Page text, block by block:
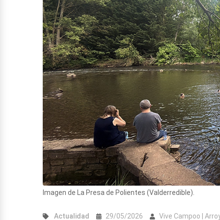
Imagen de La Presa de Polientes (Valderredible).
Actualidad 29/05/2026 Vive Campoo |